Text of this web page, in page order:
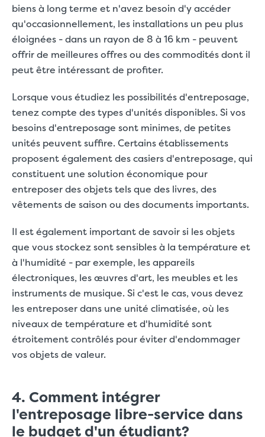
biens à long terme et n'avez besoin d'y accéder
qu'occasionnellement, les installations un peu plus
éloignées - dans un rayon de 8 à 16 km - peuvent
offrir de meilleures offres ou des commodités dont il
peut être intéressant de profiter.
Lorsque vous étudiez les possibilités d'entreposage,
tenez compte des types d'unités disponibles. Si vos
besoins d'entreposage sont minimes, de petites
unités peuvent suffire. Certains établissements
proposent également des casiers d'entreposage, qui
constituent une solution économique pour
entreposer des objets tels que des livres, des
vêtements de saison ou des documents importants.
Il est également important de savoir si les objets
que vous stockez sont sensibles à la température et
à l'humidité - par exemple, les appareils
électroniques, les œuvres d'art, les meubles et les
instruments de musique. Si c'est le cas, vous devez
les entreposer dans une unité climatisée, où les
niveaux de température et d'humidité sont
étroitement contrôlés pour éviter d'endommager
vos objets de valeur.
4. Comment intégrer
l'entreposage libre-service dans
le budget d'un étudiant?